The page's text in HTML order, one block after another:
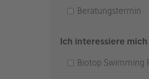
Beratungstermin
Ich interessiere
Biotop Swimming